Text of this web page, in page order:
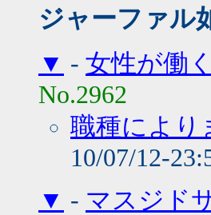
ジャーファル
▼ - 女性が働
No.2962
職種により
10/07/12-
▼ - マスジド